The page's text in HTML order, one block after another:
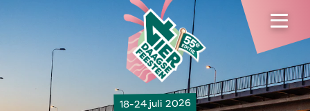
18-24 juli 2026